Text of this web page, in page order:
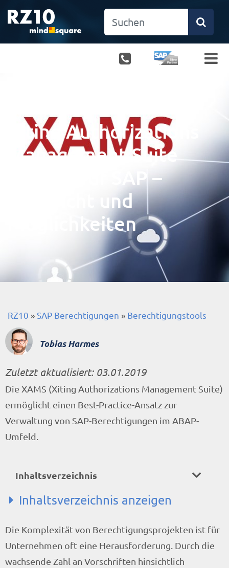
Xiting Authorizations
Management Suite
(XAMS) für SAP –
Übersicht und
Möglichkeiten
RZ10 » SAP Berechtigungen » Berechtigungstools
Tobias Harmes
Zuletzt aktualisiert: 03.01.2019
Die XAMS (Xiting Authorizations Management Suite)
ermöglicht einen Best-Practice-Ansatz zur
Verwaltung von SAP-Berechtigungen im ABAP-
Umfeld.
Inhaltsverzeichnis
Inhaltsverzeichnis anzeigen
Funktionen der XAMS-Module
Role Designer
Die Komplexität von Berechtigungsprojekten ist für
Unternehmen oft eine Herausforderung. Durch die
wachsende Zahl an Vorschriften hinsichtlich